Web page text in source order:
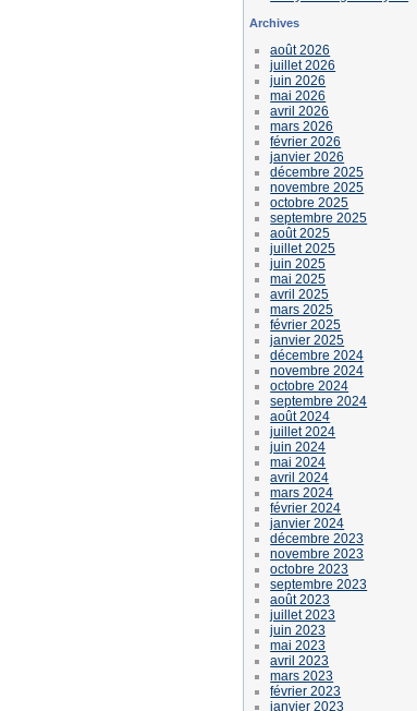
Archives
août 2026
juillet 2026
juin 2026
mai 2026
avril 2026
mars 2026
février 2026
janvier 2026
décembre 2025
novembre 2025
octobre 2025
septembre 2025
août 2025
juillet 2025
juin 2025
mai 2025
avril 2025
mars 2025
février 2025
janvier 2025
décembre 2024
novembre 2024
octobre 2024
septembre 2024
août 2024
juillet 2024
juin 2024
mai 2024
avril 2024
mars 2024
février 2024
janvier 2024
décembre 2023
novembre 2023
octobre 2023
septembre 2023
août 2023
juillet 2023
juin 2023
mai 2023
avril 2023
mars 2023
février 2023
janvier 2023